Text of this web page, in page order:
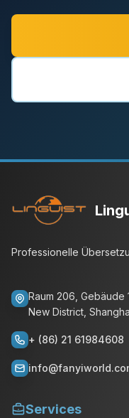
Professionelle
Raum 206, Gebäude
New District,
+ (86) 21 61984608
Services